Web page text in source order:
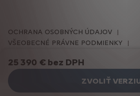
25 390 € bez DPH
ZVOLIŤ
OCHRANA OSOBNÝCH ÚDAJOV
VŠEOBECNÉ PRÁVNE PODMIENKY
Podmienky používania Citroën Advisor